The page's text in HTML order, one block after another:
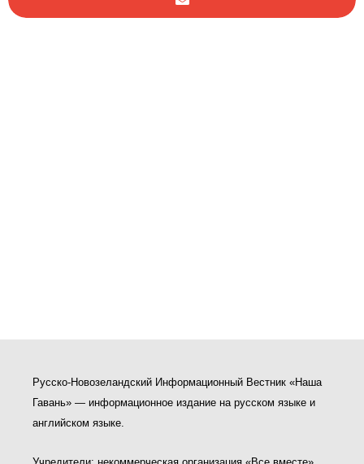
Русско-Новозеландский Информационный Вестник «Наша
Гавань» — информационное издание на русском языке и
английском языке.